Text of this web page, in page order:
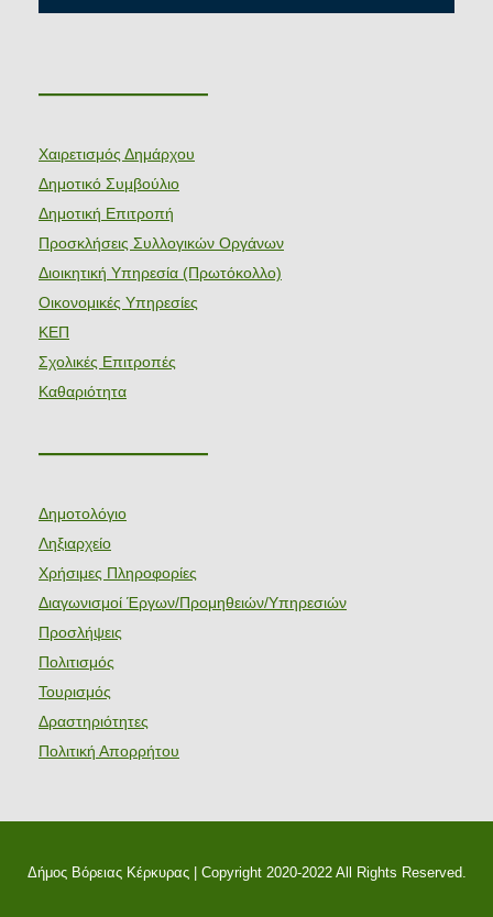
———————
Χαιρετισμός Δημάρχου
Δημοτικό Συμβούλιο
Δημοτική Επιτροπή
Προσκλήσεις Συλλογικών Οργάνων
Διοικητική Υπηρεσία (Πρωτόκολλο)
Οικονομικές Υπηρεσίες
ΚΕΠ
Σχολικές Επιτροπές
Καθαριότητα
———————
Δημοτολόγιο
Ληξιαρχείο
Χρήσιμες Πληροφορίες
Διαγωνισμοί Έργων/Προμηθειών/Υπηρεσιών
Προσλήψεις
Πολιτισμός
Τουρισμός
Δραστηριότητες
Πολιτική Απορρήτου
Δήμος Βόρειας Κέρκυρας | Copyright 2020-2022 All Rights Reserved.